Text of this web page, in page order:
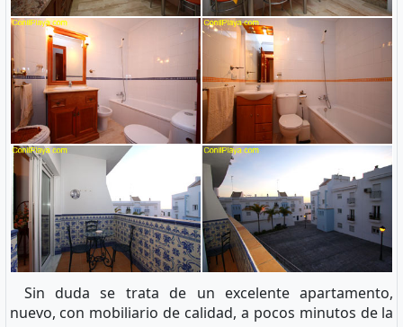
Sin duda se trata de un excelente apartamento,
nuevo, con mobiliario de calidad, a pocos minutos de la